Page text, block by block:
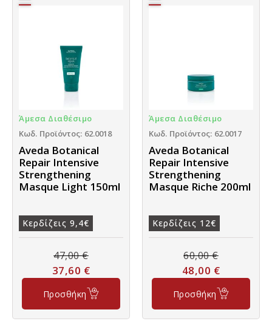
Άμεσα Διαθέσιμο
Κωδ. Προϊόντος: 62.0018
Aveda Botanical
Repair Intensive
Strengthening
Masque Light 150ml
Κερδίζεις 9,4€
47,00€
37,60 €
Προσθήκη
Άμεσα Διαθέσιμο
Κωδ. Προϊόντος: 62.0017
Aveda Botanical
Repair Intensive
Strengthening
Masque Riche 200ml
Κερδίζεις 12€
60,00€
48,00 €
Προσθήκη